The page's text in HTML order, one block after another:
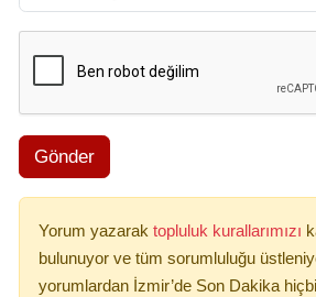
Gönder
Yorum yazarak topluluk kurallarımızı
bulunuyor ve tüm sorumluluğu
yorumlardan İzmir’de Son Dakika